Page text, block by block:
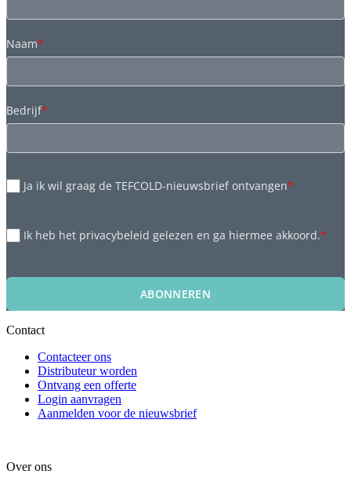
Naam*
Bedrijf*
Ja ik wil graag de TEFCOLD-nieuwsbrief ontvangen*
Ik heb het privacybeleid gelezen en ga hiermee akkoord.*
ABONNEREN
Contact
Contacteer ons
Distributeur worden
Ontvang een offerte
Login aanvragen
Aanmelden voor de nieuwsbrief
Over ons